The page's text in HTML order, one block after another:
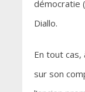
démocratie
Diallo.
En tout cas,
sur son